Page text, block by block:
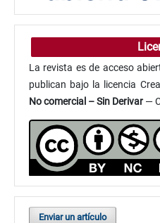
La revista es de acceso
publican bajo la licencia
No comercial – Sin Derivar —
Enviar un artículo